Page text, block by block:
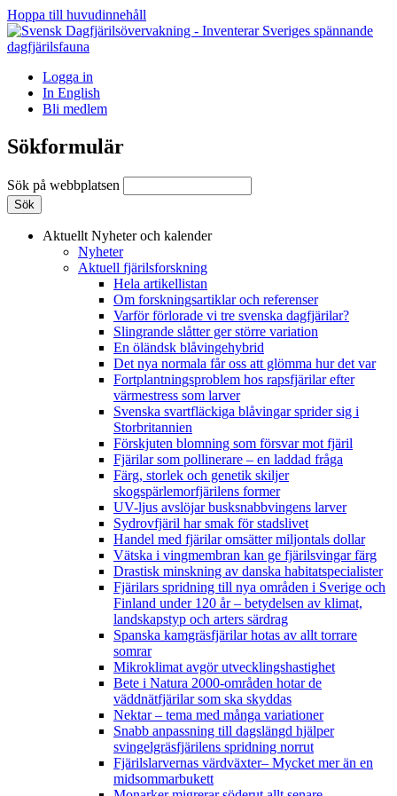
Hoppa till huvudinnehåll
Logga in
In English
Bli medlem
Sökformulär
Sök på webbplatsen
Aktuellt Nyheter och kalender
Nyheter
Aktuell fjärilsforskning
Hela artikellistan
Om forskningsartiklar och referenser
Varför förlorade vi tre svenska dagfjärilar?
Slingrande slåtter ger större variation
En öländsk blåvingehybrid
Det nya normala får oss att glömma hur det var
Fortplantningsproblem hos rapsfjärilar efter
värmestress som larver
Svenska svartfläckiga blåvingar sprider sig i
Storbritannien
Förskjuten blomning som försvar mot fjäril
Fjärilar som pollinerare – en laddad fråga
Färg, storlek och genetik skiljer
skogspärlemorfjärilens former
UV-ljus avslöjar busksnabbvingens larver
Sydrovfjäril har smak för stadslivet
Handel med fjärilar omsätter miljontals dollar
Vätska i vingmembran kan ge fjärilsvingar färg
Drastisk minskning av danska habitatspecialister
Fjärilars spridning till nya områden i Sverige och
Finland under 120 år– betydelsen av klimat,
landskapstyp och arters särdrag
Spanska kamgräsfjärilar hotas av allt torrare
somrar
Mikroklimat avgör utvecklingshastighet
Bete i Natura 2000-områden hotar de
väddnätfjärilar som ska skyddas
Nektar – tema med många variationer
Snabb anpassning till dagslängd hjälper
svingelgräsfjärilens spridning norrut
Fjärilslarvernas värdväxter– Mycket mer än en
midsommarbukett